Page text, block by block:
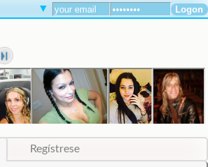
▼
Regístrese